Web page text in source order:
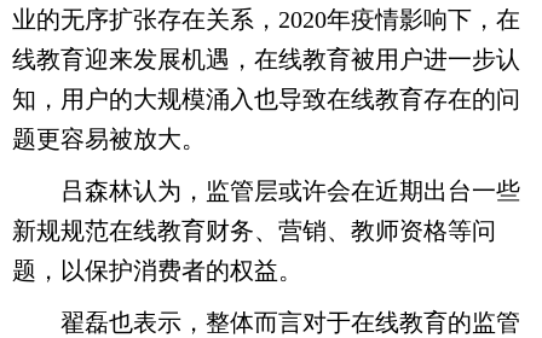
业的无序扩张存在关系，2020年疫情影响下，在
线教育迎来发展机遇，在线教育被用户进一步认
知，用户的大规模涌入也导致在线教育存在的问
题更容易被放大。
吕森林认为，监管层或许会在近期出台一些
新规规范在线教育财务、营销、教师资格等问
题，以保护消费者的权益。
翟磊也表示，整体而言对于在线教育的监管